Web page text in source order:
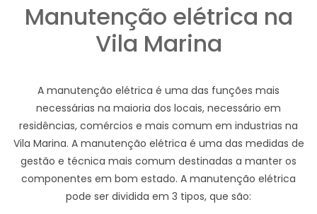
Manutenção elétrica na
Vila Marina
A manutenção elétrica é uma das funções mais
necessárias na maioria dos locais, necessário em
residências, comércios e mais comum em industrias na
Vila Marina. A manutenção elétrica é uma das medidas de
gestão e técnica mais comum destinadas a manter os
componentes em bom estado. A manutenção elétrica
pode ser dividida em 3 tipos, que são: